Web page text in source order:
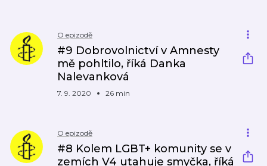
O epizodě
#9 Dobrovolnictví v Amnesty
mě pohltilo, říká Danka
Nalevanková
7. 9. 2020 26 min
O epizodě
#8 Kolem LGBT+ komunity se v
zemích V4 utahuje smyčka, říká